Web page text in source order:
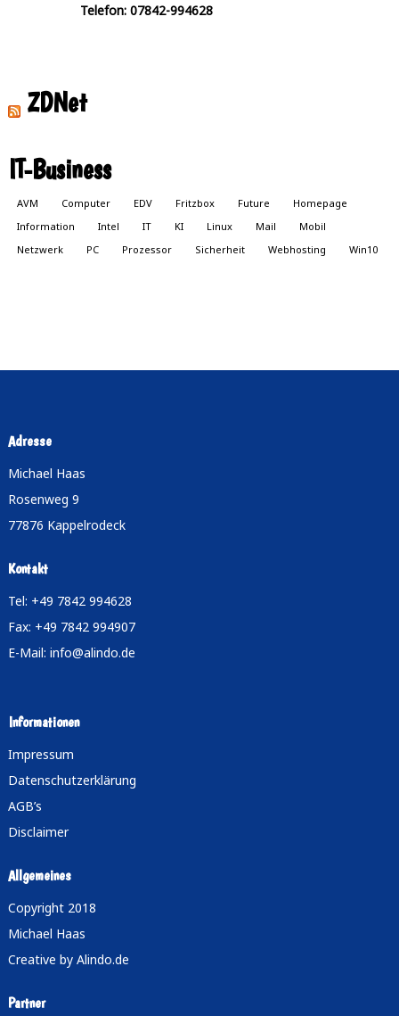
Telefon: 07842-994628
ZDNet
IT-Business
AVM Computer EDV Fritzbox Future
Homepage
Information
Intel IT KI Linux Mail
Mobil
Netzwerk
PC Prozessor Sicherheit Webhosting Win10
Adresse
Michael Haas
Rosenweg 9
77876 Kappelrodeck
Kontakt
Tel: +49 7842 994628
Fax: +49 7842 994907
E-Mail: info@alindo.de
Informationen
Impressum
Datenschutzerklärung
AGB’s
Disclaimer
Allgemeines
Copyright 2018
Michael Haas
Creative by Alindo.de
Partner